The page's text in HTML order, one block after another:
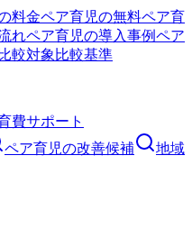
料金ペア育児の無料ペア育
れペア育児の導入事例ペア
較対象 比較基準
費サポート
ペア育児の改善候補
地域